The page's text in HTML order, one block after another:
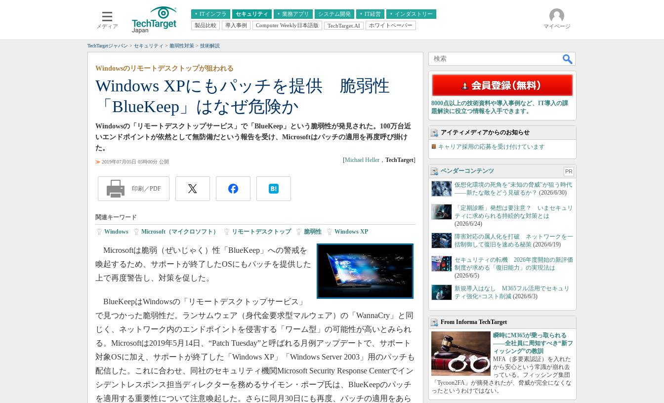
メディア
ITインフラ
クラウド
スマートモバイル
ネットワーク
システム運用管理
セキュリティ 業務アプリ
エンタープライズAI
ERP
CX
情報系システム
システム開発 IT経営
経営とIT
インダストリー
医療IT
製品比較 導入事例 Computer Weekly日本語版 TechTarget.AI ホワイトペーパー マイページ
TechTargetジャパン セキュリティ 脆弱性対策 技術解説
Windows XPにもパッチを提供 脆弱性
「BlueKeep」はなぜ危険か
Windowsのリモートデスクトップが狙われる
Windowsの「リモートデスクトップサービス」で「BlueKeep」という脆弱性が発見された。100万台近
いエンドポイントが依然として無防備だという報告を受け、Microsoftはパッチの適用を再度呼び掛け
た。
≫ 2019年07月05日 05時00分 公開 [Michael Heller ， TechTarget]
印刷／PDF
関連キーワード
Windows Microsoft（マイクロソフト） リモートデスクトップ| 脆弱性 Windows XP
Microsoftは脆弱（ぜいじゃく）性「BlueKeep」への警戒を
喚起するため、サポートが終了したOSにもパッチを提供した
上で再度警告し、対策を促した。
BlueKeepはWindowsの「リモートデスクトップサービス」
で見つかった脆弱性だ。ランサムウェア（身代金要求型マルウェア）の「WannaCry」と同
じく、ネットワーク内のエンドポイントを侵害する「ワーム型」の可能性が高いとみられ
る。Microsoftは2019年5月14日、“Patch Tuesday”と呼ばれる月例アップデートで、サポート
対象OSに加え、サポートが終了した「Windows XP」「Windows Server 2003」用のパッチも
配信した。これに合わせ、同社のセキュリティ機関Microsoft Security Response Centerでイン
シデントレスポンス担当ディレクターを務めるサイモン・ポープ氏は、BlueKeepのパッチ
を適用する重要性について注意喚起した。さらに同月30日にも再度、パッチの適用をあら
8000点以上の技術資料や導入事例など、IT導入の課
題解決に役立つ情報を入手できます。
アイティメディアからのお知らせ
キャリア採用の応募を受け付けています
ベンダーコンテンツ PR
仮想化環境の死角を“未知の脅威”が狙う時代
――新たな敵をどう見破るか？ (2026/6/30)
「定期診断」発想は要注意？ いまセキュリ
ティに求められる持続的な対策とは
(2026/6/24)
障害対応の属人化を打破 ネットワークを一
括制御して復旧を速める秘策 (2026/6/19)
セキュリティの転機 2026年度開始の新評価
制度が求める「復旧能力」の実現法は
(2026/6/5)
新規導入はなし M365フル活用でセキュリ
ティ強化×コスト削減 (2026/6/3)
From Informa TechTarget
瞬時にM365が乗っ取られる
――全社員に周知すべき“新フ
ィッシング”の教訓
MFA（多要素認証）を入れた
から安心という常識が崩れ去
っている。フィッシング集団
「Tycoon2FA」が摘発されたが、脅威が完全になくな
ったというわけではない。